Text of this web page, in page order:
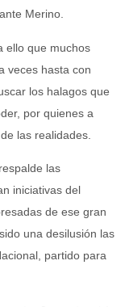
Merino.
ello que muchos
veces hasta con
los halagos que
por quienes a
las realidades.
las
iniciativas del
de ese gran
una desilusión las
partido para